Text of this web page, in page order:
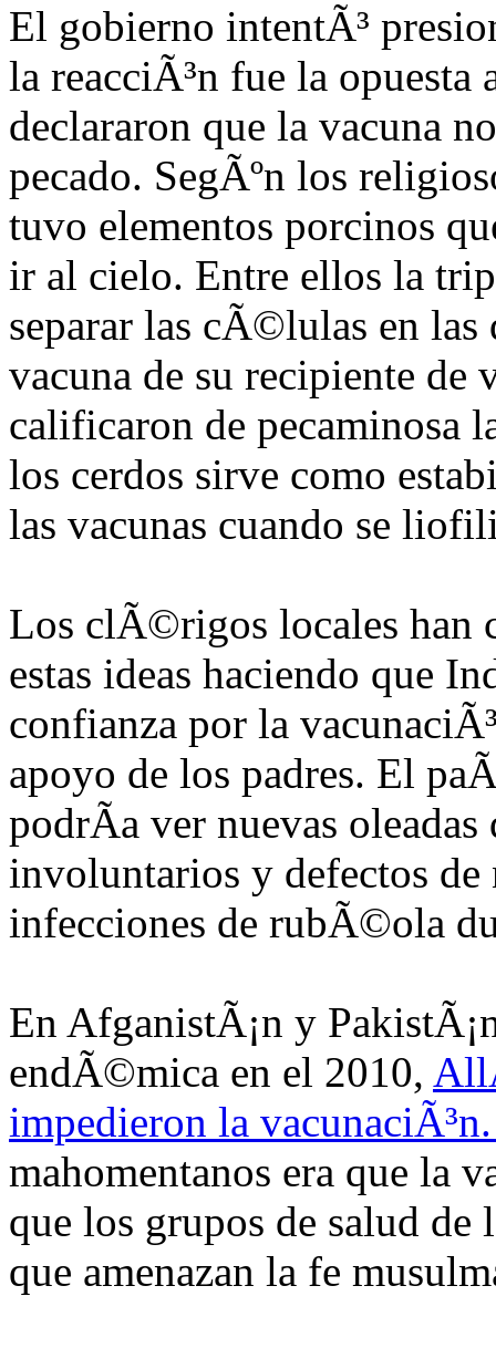
El gobierno intentÃ³
la reacciÃ³n fue la opuesta
declararon que la vacuna
pecado. SegÃºn los
tuvo elementos porcinos
ir al cielo. Entre ellos la
separar las cÃ©lulas en
vacuna de su recipiente
calificaron de pecaminosa
los cerdos sirve como
las vacunas cuando se
Los clÃ©rigos locales han
estas ideas haciendo que
confianza por la
apoyo de los padres. El
podrÃ­a ver nuevas
involuntarios y defectos de
infecciones de rubÃ©ola
En AfganistÃ¡n y
endÃ©mica en el 2010,
impedieron la
mahomentanos era que la
que los grupos de salud de
que amenazan la fe